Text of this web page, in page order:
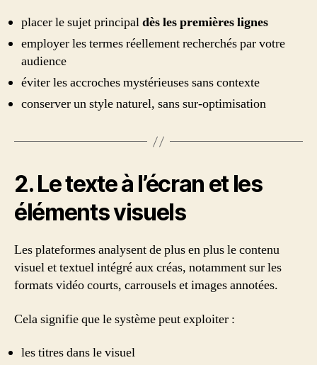
placer le sujet principaldès les premières lignes
employer les termes réellement recherchés par votre
audience
éviter les accroches mystérieuses sans contexte
conserver un style naturel, sans sur-optimisation
2. Le texte à l’écran et les
éléments visuels
Les plateformes analysent de plus en plus le contenu
visuel et textuel intégré aux créas, notamment sur les
formats vidéo courts, carrousels et images annotées.
Cela signifie que le système peut exploiter :
les titres dans le visuel